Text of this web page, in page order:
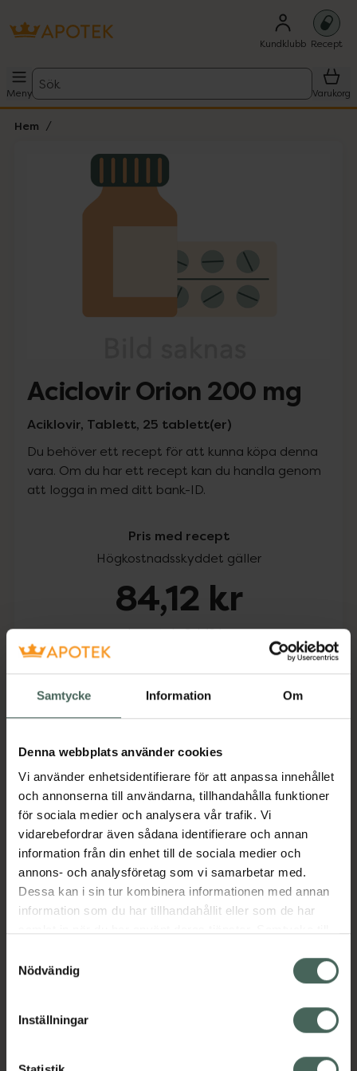
Samtycke Information Om
Denna webbplats använder cookies
Vi använder enhetsidentifierare för att anpassa innehållet
och annonserna till användarna, tillhandahålla funktioner
för sociala medier och analysera vår trafik. Vi
vidarebefordrar även sådana identifierare och annan
information från din enhet till de sociala medier och
annons- och analysföretag som vi samarbetar med.
Dessa kan i sin tur kombinera informationen med annan
information som du har tillhandahållit eller som de har
återkalla ditt samtycke via webbplatsens
cookieinställningar. Ett återkallat samtycke påverkar inte
lagligheten av behandling som skett innan återkallelsen.
Nödvändig
Inställningar
Kundklubb Recept
Meny
Sök
Varukorg
Hem
Lista: . Innehåller 1 objekt.
Aciclovir Orion 200 mg
Aciklovir, Tablett, 25 tablett(er)
Du behöver ett recept för att kunna köpa denna
vara. Om du har ett recept kan du handla genom
att logga in med ditt bank-ID.
Pris med recept
Högkostnadsskyddet gäller
84,12 kr
I apotek:84,12 kr
Köp via ditt recept
Beskrivning Dölj
Läs alltid bipacksedeln innan
användning.
EAN:
06432100048622